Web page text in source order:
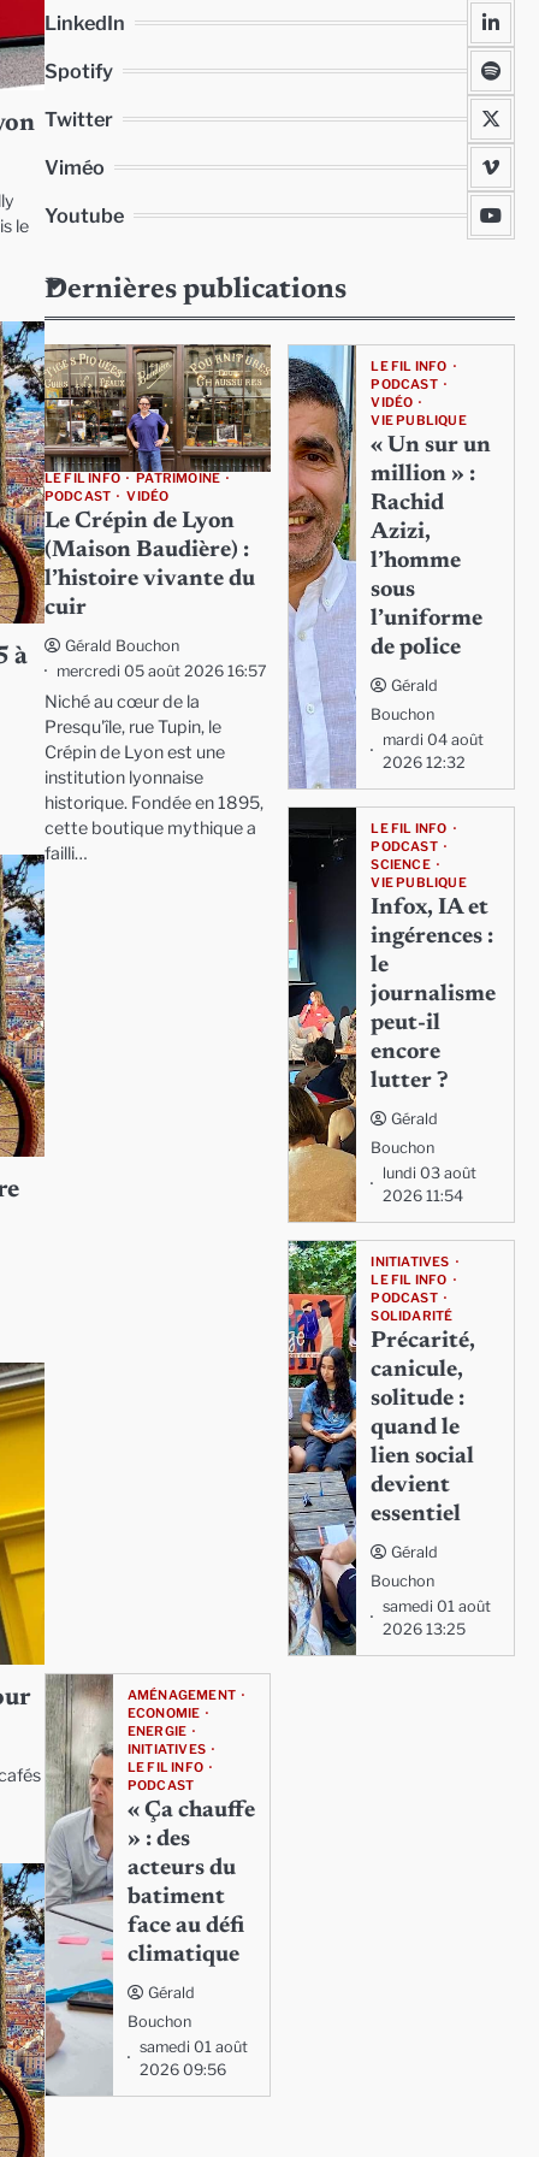
le
à
LinkedIn
Spotify
Twitter
Viméo
Youtube
Dernières publications
LE FIL INFO
PATRIMOINE
PODCAST
VIDÉO
Le Crépin de Lyon
(Maison Baudière) :
l’histoire vivante du
cuir
Gérald Bouchon
mercredi 05 août 2026 16:57
Niché au cœur de la
Presqu'île, rue Tupin, le
Crépin de Lyon est une
institution lyonnaise
historique. Fondée en 1895,
cette boutique mythique a
failli…
LE FIL INFO
PODCAST
VIDÉO
VIE PUBLIQUE
« Un sur un
million » :
Rachid
Azizi,
l’homme
sous
l’uniforme
de police
Gérald
Bouchon
mardi 04 août
2026 12:32
LE FIL INFO
PODCAST
SCIENCE
VIE PUBLIQUE
Infox, IA et
ingérences :
le
journalisme
peut-il
encore
lutter ?
Gérald
Bouchon
lundi 03 août
2026 11:54
INITIATIVES
LE FIL INFO
PODCAST
SOLIDARITÉ
Précarité,
canicule,
solitude :
quand le
lien social
devient
essentiel
Gérald
Bouchon
samedi 01 août
2026 13:25
AMÉNAGEMENT
ECONOMIE
ENERGIE
INITIATIVES
LE FIL INFO
PODCAST
« Ça chauffe
» : des
acteurs du
batiment
face au défi
climatique
Gérald
Bouchon
samedi 01 août
2026 09:56